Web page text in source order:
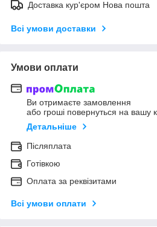
Доставка кур'єром Нова пошта
Всі умови доставки
Умови оплати
Ви отримаєте замовлення
або гроші повернуться на вашу
Детальніше
Післяплата
Готівкою
Оплата за реквізитами
Всі умови оплати